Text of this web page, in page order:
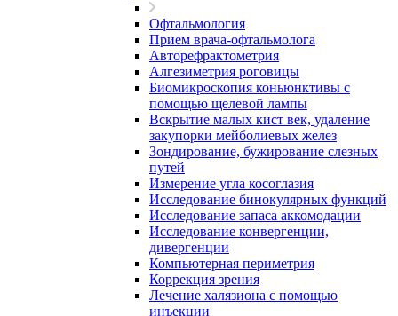
Офтальмология
Прием врача-офтальмолога
Авторефрактометрия
Алгезиметрия роговицы
Биомикроскопия коньюнктивы с
помощью щелевой лампы
Вскрытие малых кист век, удаление
закупорки мейболиевых желез
Зондирование, бужирование слезных
путей
Измерение угла косоглазия
Исследование бинокулярных функций
Исследование запаса аккомодации
Исследование конвергенции,
дивергенции
Компьютерная периметрия
Коррекция зрения
Лечение халязиона с помощью
инъекции